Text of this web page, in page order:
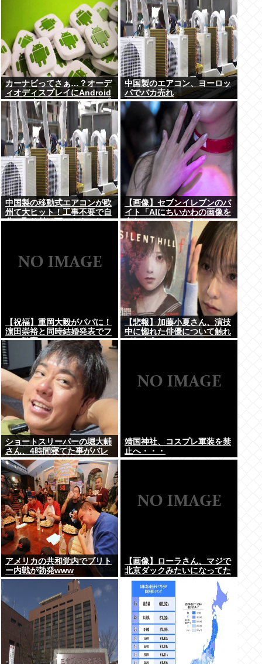
カーナビってさぁ…？オーデ
ィオディスプレイにAndroid
autoつないでGoogleマップ
とかcocchiとかナビリンクで
マジで十分だよな…
中国製のエアコン、ヨーロッ
パでバカ売れ
中国製の移動式エアコンが欧
州て大ヒット！工事不要で自
分で取り付け可、もうこれで
【画像】セブンイレブンのバ
イト「AIにちいかわの画像を
食わせてっと…できた！」
⇒！
【祝福】重岡大毅がパパに！
濵田崇裕と同時結婚発表でフ
ァン歓喜
【悲報】加藤小夏さん、演技
中に惚れた俳優について触れ
てしまう
ショートスリーパーの堀大輔
さん、4時間寝てた事がバレ
るwww
靖国神社、コスプレ軍装を禁
止へ・・・
アメリカの共和党内でブリト
ー内戦が勃発www
【画像】ローラさん、マジで
北京ダックみたいになってた